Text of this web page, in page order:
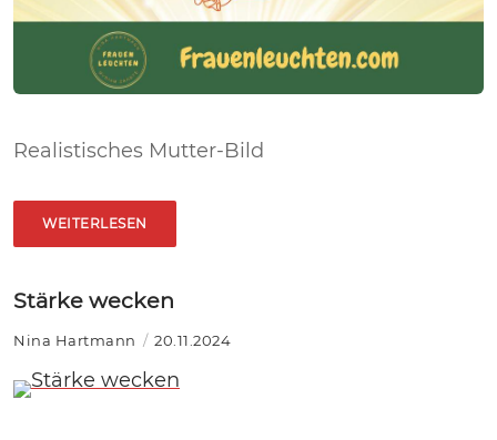
Realistisches Mutter-Bild
WEITERLESEN
Stärke wecken
Nina Hartmann 20.11.2024